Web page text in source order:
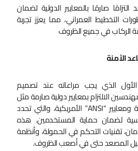
صارمًا بالمعايير الدولية لضمان
التخطيط العمراني، مما يعزز تجربة
الركاب في جميع الظروف
الآمنة
الذي يجب مراعاته عند تصميم
الالتزام بمعايير دولية صارمة مثل
معايير “EN 81” الأوروبية ومعايير “ANSI” الأمريكية، والتي تحدد
لضمان حماية المستخدمين. هذه
تقنيات التحكم في الحمولة، وأنظمة
المصعد حتى في أصعب الظروف.